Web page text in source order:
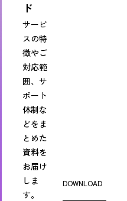
ド
サービ
スの特
徴やご
対応範
囲、サ
ポート
体制な
どをま
とめた
資料を
お届け
しま
す。
DOWNLOAD